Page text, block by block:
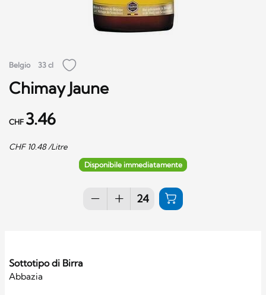
Belgio 33 cl
Chimay Jaune
CHF 3.46
CHF 10.48/Litre
Disponibile immediatamente
Sottotipo di Birra
Abbazia